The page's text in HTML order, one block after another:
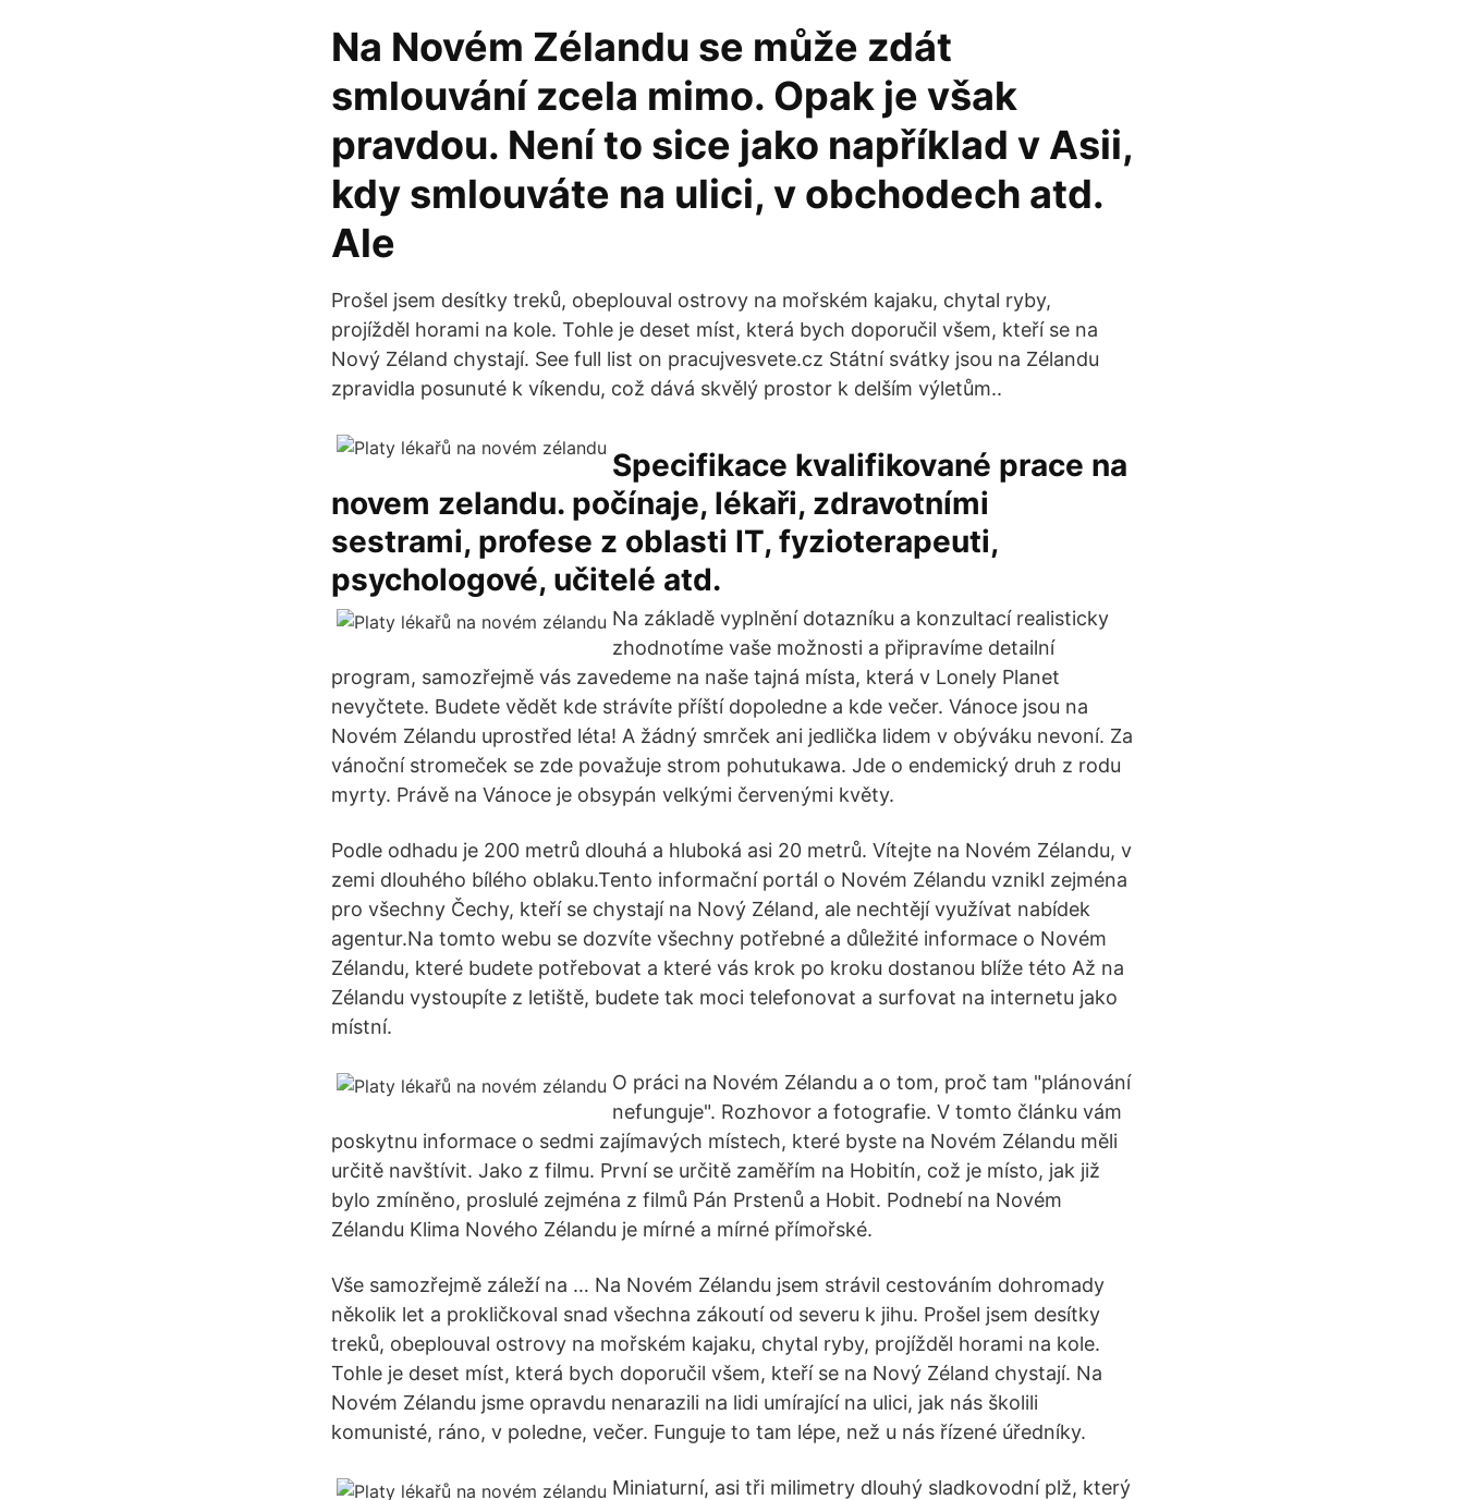
Na Novém Zélandu se může zdát
smlouvání zcela mimo. Opak je však
pravdou. Není to sice jako například v Asii,
kdy smlouváte na ulici, v obchodech atd.
Ale
Prošel jsem desítky treků, obeplouval ostrovy na mořském kajaku, chytal ryby,
projížděl horami na kole. Tohle je deset míst, která bych doporučil všem, kteří se na
Nový Zéland chystají. See full list on pracujvesvete.cz Státní svátky jsou na Zélandu
zpravidla posunuté k víkendu, což dává skvělý prostor k delším výletům..
Specifikace kvalifikované prace na
novem zelandu. počínaje, lékaři, zdravotními
sestrami, profese z oblasti IT, fyzioterapeuti,
psychologové, učitelé atd.
Na základě vyplnění dotazníku a konzultací realisticky
zhodnotíme vaše možnosti a připravíme detailní
program, samozřejmě vás zavedeme na naše tajná místa, která v Lonely Planet
nevyčtete. Budete vědět kde strávíte příští dopoledne a kde večer. Vánoce jsou na
Novém Zélandu uprostřed léta! A žádný smrček ani jedlička lidem v obýváku nevoní. Za
vánoční stromeček se zde považuje strom pohutukawa. Jde o endemický druh z rodu
myrty. Právě na Vánoce je obsypán velkými červenými květy.
Podle odhadu je 200 metrů dlouhá a hluboká asi 20 metrů. Vítejte na Novém Zélandu, v
zemi dlouhého bílého oblaku.Tento informační portál o Novém Zélandu vznikl zejména
pro všechny Čechy, kteří se chystají na Nový Zéland, ale nechtějí využívat nabídek
agentur.Na tomto webu se dozvíte všechny potřebné a důležité informace o Novém
Zélandu, které budete potřebovat a které vás krok po kroku dostanou blíže této Až na
Zélandu vystoupíte z letiště, budete tak moci telefonovat a surfovat na internetu jako
místní.
O práci na Novém Zélandu a o tom, proč tam "plánování
nefunguje". Rozhovor a fotografie. V tomto článku vám
poskytnu informace o sedmi zajímavých místech, které byste na Novém Zélandu měli
určitě navštívit. Jako z filmu. První se určitě zaměřím na Hobitín, což je místo, jak již
bylo zmíněno, proslulé zejména z filmů Pán Prstenů a Hobit. Podnebí na Novém
Zélandu Klima Nového Zélandu je mírné a mírné přímořské.
Vše samozřejmě záleží na … Na Novém Zélandu jsem strávil cestováním dohromady
několik let a prokličkoval snad všechna zákoutí od severu k jihu. Prošel jsem desítky
treků, obeplouval ostrovy na mořském kajaku, chytal ryby, projížděl horami na kole.
Tohle je deset míst, která bych doporučil všem, kteří se na Nový Zéland chystají. Na
Novém Zélandu jsme opravdu nenarazili na lidi umírající na ulici, jak nás školili
komunisté, ráno, v poledne, večer. Funguje to tam lépe, než u nás řízené úředníky.
Miniaturní, asi tři milimetry dlouhý sladkovodní plž, který